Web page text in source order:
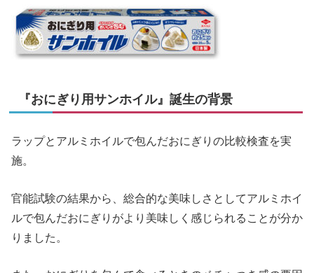
『おにぎり用サンホイル』誕生の背景
ラップとアルミホイルで包んだおにぎりの比較検査を実
施。
官能試験の結果から、総合的な美味しさとしてアルミホイ
ルで包んだおにぎりがより美味しく感じられることが分か
りました。